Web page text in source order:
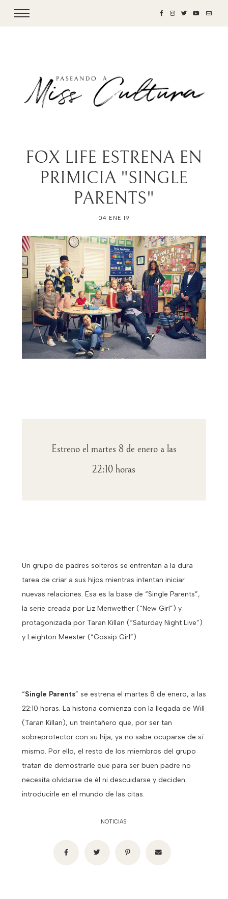
FOX LIFE ESTRENA EN
PRIMICIA "SINGLE
PARENTS"
04 ENE 19
Estreno el martes 8 de enero a las
22:10 horas
Un grupo de padres solteros se enfrentan a la dura
tarea de criar a sus hijos mientras intentan iniciar
nuevas relaciones. Esa es la base de “Single Parents”,
la serie creada por Liz Meriwether (“New Girl”) y
protagonizada por Taran Killan (“Saturday Night Live”)
y Leighton Meester (“Gossip Girl”).
“Single Parents” se estrena el martes 8 de enero, a las
22:10 horas. La historia comienza con la llegada de Will
(Taran Killan), un treintañero que, por ser tan
sobreprotector con su hija, ya no sabe ocuparse de sí
mismo. Por ello, el resto de los miembros del grupo
tratan de demostrarle que para ser buen padre no
necesita olvidarse de él ni descuidarse y deciden
introducirle en el mundo de las citas.
NOTICIAS